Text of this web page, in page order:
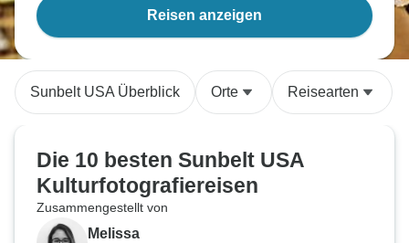
Reisen anzeigen
Sunbelt USA Überblick Orte Reisearten
Die 10 besten Sunbelt USA
Kulturfotografiereisen
Zusammengestellt von
Melissa